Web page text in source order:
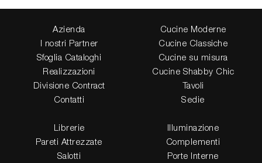
Azienda
I nostri Partner
Sfoglia Cataloghi
Realizzazioni
Divisione Contract
Contatti
Cucine Moderne
Cucine Classiche
Cucine su misura
Cucine Shabby Chic
Tavoli
Sedie
Librerie
Pareti Attrezzate
Salotti
Illuminazione
Complementi
Porte Interne